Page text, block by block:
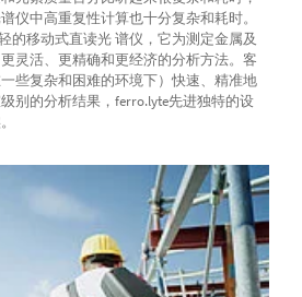
仪中高重复性计算也十分复杂和耗时。
的移动式直读光 谱仪，它为测定金属及
灵活、更精确和更经济的分析方法。客
些复杂和困难的环境下）快速、精准地
别的分析结果，ferro.lyte先进独特的设